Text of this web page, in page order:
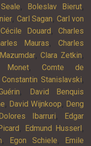
, Boleslav Bierut,
, Carl Sagan, Carl von
Cécile Douard ,Charles
Mauras, Charles
,Clara Zetkin,
Monet,Comte de
Constantin Stanislavski,
,
David Benquis
, David Wijnkoop, Deng
Dolores Ibarruri,
Edgar
, Edmund Husserl ,
, Egon Schiele,
Emile